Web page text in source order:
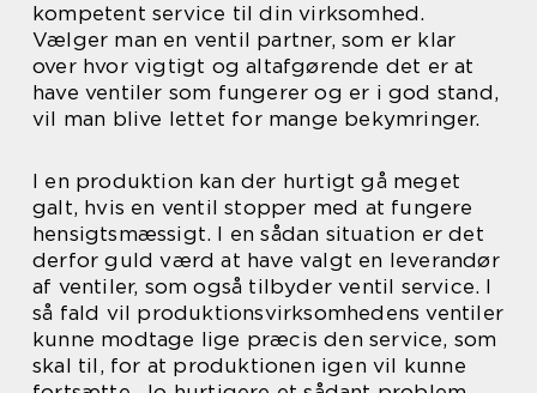
kompetent service til din virksomhed.
Vælger man en ventil partner, som er klar
over hvor vigtigt og altafgørende det er at
have ventiler som fungerer og er i god stand,
vil man blive lettet for mange bekymringer.
I en produktion kan der hurtigt gå meget
galt, hvis en ventil stopper med at fungere
hensigtsmæssigt. I en sådan situation er det
derfor guld værd at have valgt en leverandør
af ventiler, som også tilbyder ventil service. I
så fald vil produktionsvirksomhedens ventiler
kunne modtage lige præcis den service, som
skal til, for at produktionen igen vil kunne